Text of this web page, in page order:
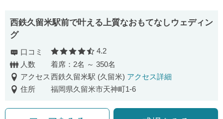
西鉄久留米駅前で叶える上質なおもてなしウェディン
グ
口コミ 口コミ評価
4.2
人数
着席：2名 ～ 350名
アクセス西鉄久留米駅 (久留米) アクセス詳細
住所
福岡県久留米市天神町1-6